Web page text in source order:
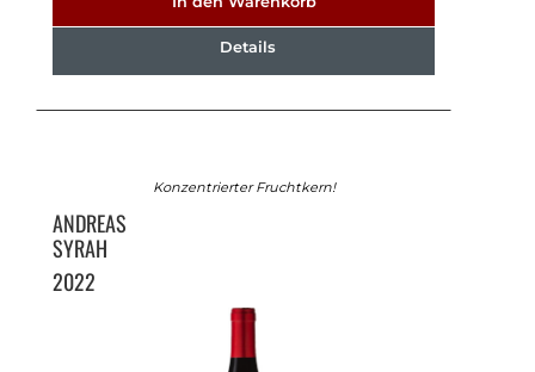
Details
Konzentrierter Fruchtkern!
ANDREAS
SYRAH
2022